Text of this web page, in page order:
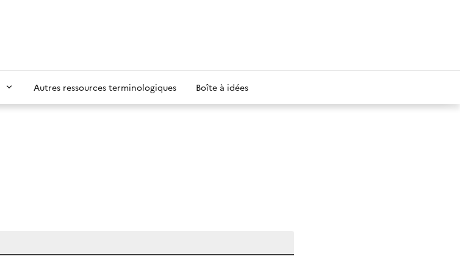
Autres ressources terminologiques Boîte à idées